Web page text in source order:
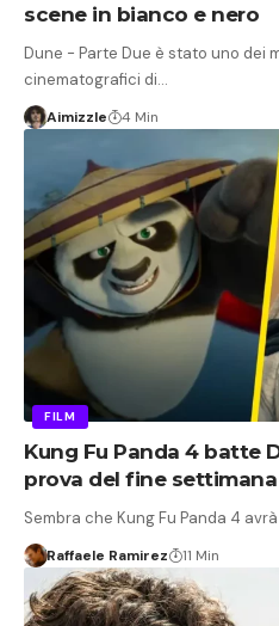
scene in bianco e nero
Dune - Parte Due è stato uno dei
cinematografici di…
Aimizzle 4 Min
FILM
Kung Fu Panda 4 batte
prova del fine
Sembra che Kung Fu Panda 4
Raffaele Ramirez 11 Min